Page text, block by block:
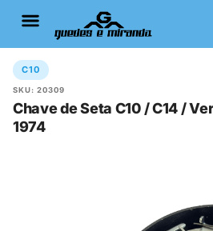
C10
SKU: 20309
Chave de Seta C10 / C14 /
1974